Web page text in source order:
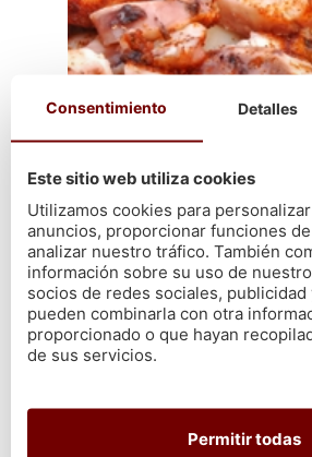
En Cetárea Burela puedescomprar
Consentimiento Detalles
Este sitio web utiliza cookies
Utilizamos cookies para
anuncios, proporcionar funciones
analizar nuestro tráfico. También
información sobre su uso de
socios de redes sociales, publicidad
pueden combinarla con otra
proporcionado o que hayan
de sus servicios.
Permitir todas